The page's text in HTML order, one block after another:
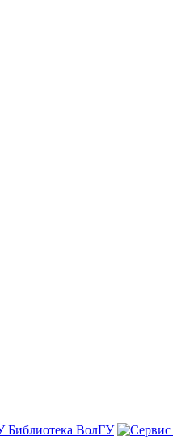
Библиотека ВолГУ